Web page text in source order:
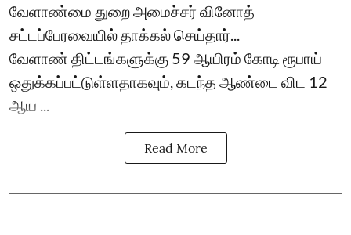
வேளாண்மை துறை அமைச்சர் வினோத்
சட்டப்பேரவையில் தாக்கல் செய்தார்...
வேளாண் திட்டங்களுக்கு 59 ஆயிரம் கோடி ரூபாய்
ஒதுக்கப்பட்டுள்ளதாகவும், கடந்த ஆண்டை விட 12
ஆய ...
Read More